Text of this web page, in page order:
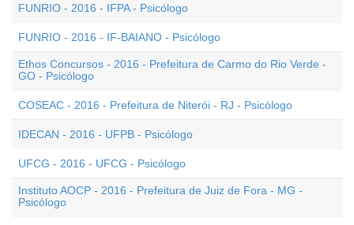
FUNRIO - 2016 - IFPA - Psicólogo
FUNRIO - 2016 - IF-BAIANO - Psicólogo
Ethos Concursos - 2016 - Prefeitura de Carmo do Rio Verde -
GO - Psicólogo
COSEAC - 2016 - Prefeitura de Niterói - RJ - Psicólogo
IDECAN - 2016 - UFPB - Psicólogo
UFCG - 2016 - UFCG - Psicólogo
Instituto AOCP - 2016 - Prefeitura de Juiz de Fora - MG -
Psicólogo